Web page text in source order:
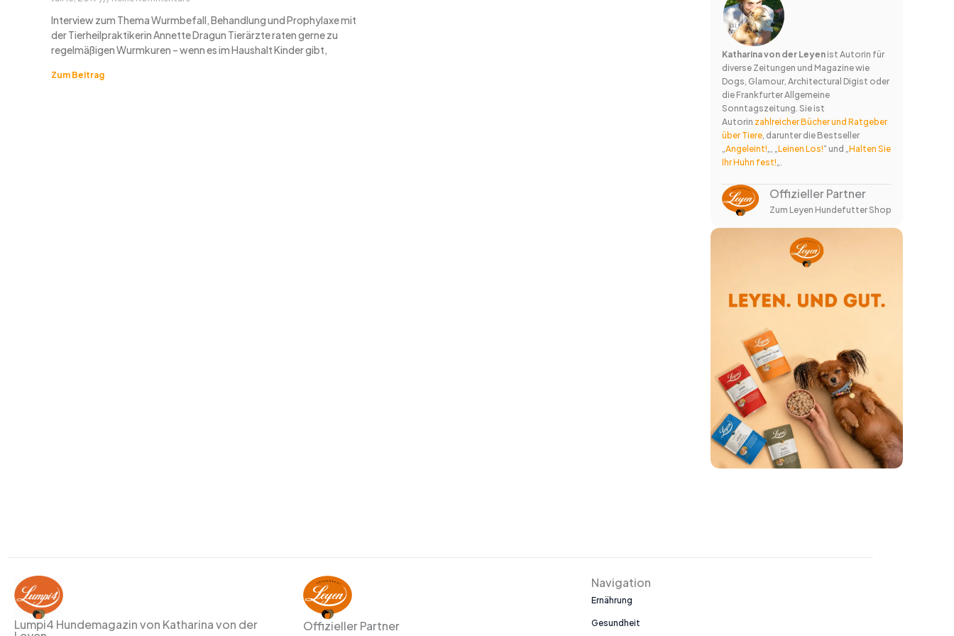
Interview zum Thema Wurmbefall, Behandlung und Prophylaxe mit
der Tierheilpraktikerin Annette Dragun Tierärzte raten gerne zu
regelmäßigen Wurmkuren – wenn es im Haushalt Kinder gibt,
Zum Beitrag
Katharina von der Leyen ist Autorin für
diverse Zeitungen und Magazine wie
Dogs, Glamour, Architectural Digist oder
die Frankfurter Allgemeine
Sonntagszeitung. Sie ist
Autorin zahlreicher Bücher und Ratgeber
über Tiere , darunter die Bestseller
„Angeleint! „, „Leinen Los!“ und „Halten Sie
Ihr Huhn fest!
Offizieller Partner
Zum Leyen Hundefutter Shop
Lumpi4 Hundemagazin von Katharina von der
Offizieller Partner
Navigation
Ernährung
Gesundheit